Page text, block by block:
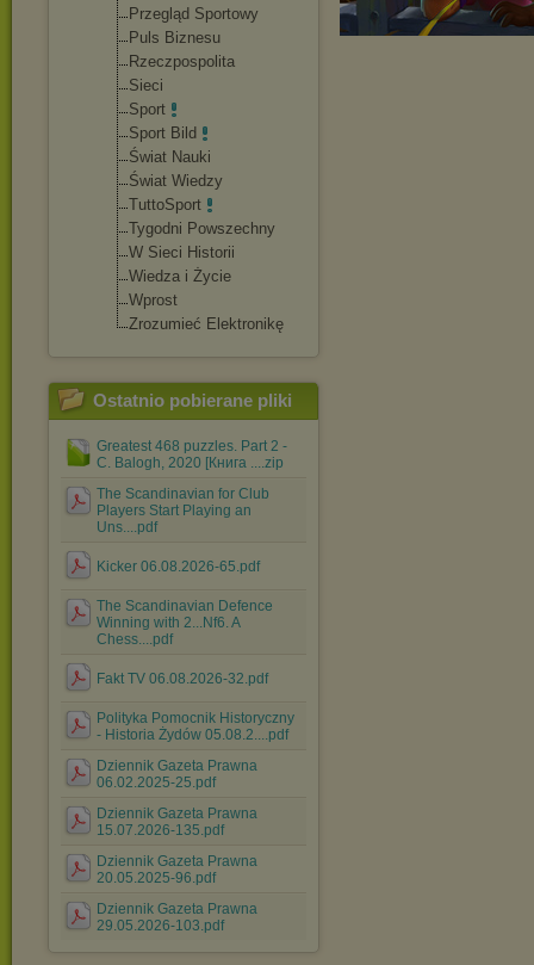
Przegląd Sportowy
Puls Biznesu
Rzeczpospolita
Sieci
Sport
Sport Bild
Świat Nauki
Świat Wiedzy
TuttoSport
Tygodni Powszechny
W Sieci Historii
Wiedza i Życie
Wprost
Zrozumieć Elektronikę
Ostatnio pobierane pliki
Greatest 468 puzzles. Part 2 -
C. Balogh, 2020 [Книга ....zip
The Scandinavian for Club
Players Start Playing an
Uns....pdf
Kicker 06.08.2026-65.pdf
The Scandinavian Defence
Winning with 2...Nf6. A
Chess....pdf
Fakt TV 06.08.2026-32.pdf
Polityka Pomocnik Historyczny
- Historia Żydów 05.08.2....pdf
Dziennik Gazeta Prawna
06.02.2025-25.pdf
Dziennik Gazeta Prawna
15.07.2026-135.pdf
Dziennik Gazeta Prawna
20.05.2025-96.pdf
Dziennik Gazeta Prawna
29.05.2026-103.pdf